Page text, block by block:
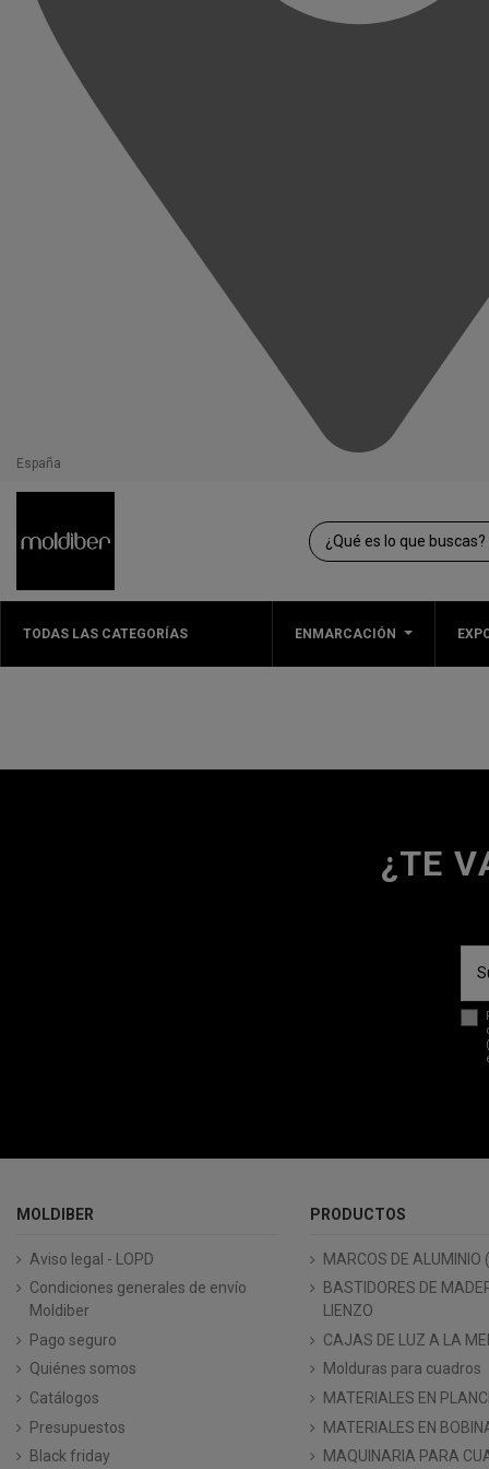
España
TODAS LAS CATEGORÍAS ENMARCACIÓN
¿TE
MOLDIBER
Aviso legal - LOPD
Condiciones generales de envío
Moldiber
Pago seguro
Quiénes somos
Catálogos
Presupuestos
Black friday
PRODUCTOS
MARCOS DE ALUMINIO
BASTIDORES DE
LIENZO
CAJAS DE LUZ A LA
Molduras para cuadros
MATERIALES EN
MATERIALES EN
MAQUINARIA PARA